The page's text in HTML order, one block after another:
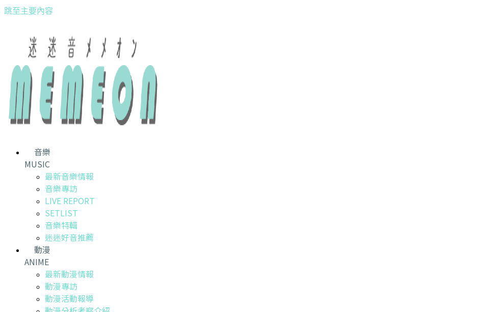
跳至主要內容
音樂
MUSIC
最新音樂情報
音樂專訪
LIVE REPORT
SETLIST
音樂特輯
迷迷好音推薦
動漫
ANIME
最新動漫情報
動漫專訪
動漫活動報導